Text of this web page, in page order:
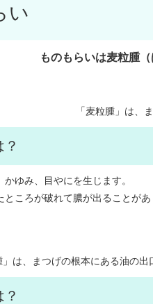
い
ものもらいは麦粒腫
「麦粒腫」は、
ゆみ、目やにを生じます。
ところが破れて膿が出ることが
」は、まつげの根本にある油の